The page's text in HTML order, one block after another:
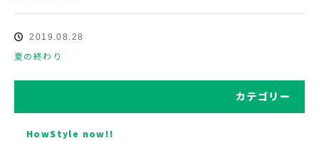
2019.08.28
夏の終わり
カテゴリー
HowStyle now!!